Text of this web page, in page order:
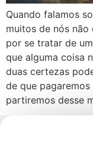
Quando falamos
muitos de nós não
por se tratar de
que alguma coisa
duas certezas
de que
partiremos desse